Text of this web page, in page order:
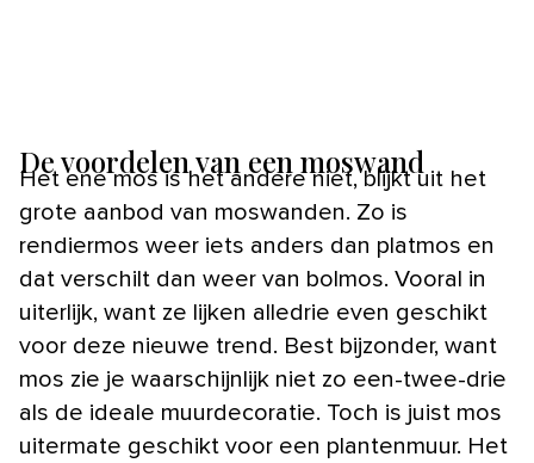
De voordelen van een moswand
Het ene mos is het andere niet, blijkt uit het
grote aanbod van moswanden. Zo is
rendiermos weer iets anders dan platmos en
dat verschilt dan weer van bolmos. Vooral in
uiterlijk, want ze lijken alledrie even geschikt
voor deze nieuwe trend. Best bijzonder, want
mos zie je waarschijnlijk niet zo een-twee-drie
als de ideale muurdecoratie. Toch is juist mos
uitermate geschikt voor een plantenmuur. Het